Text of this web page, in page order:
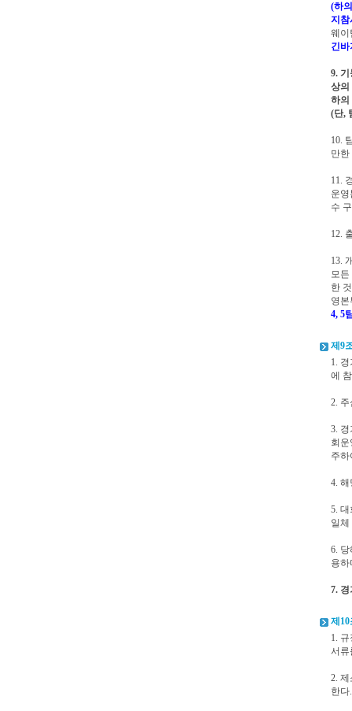
(하
지참
웨이
긴
9.
상의
하의
(단,
10.
만
11.
운
수
12.
13.
모든
한
영
4, 5
제9
1.
에
2.
3.
회
주
4.
5.
일체
6.
용
7.
제
1.
서류
2.
한다.